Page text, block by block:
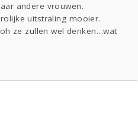
andere vrouwen.
uitstraling mooier.
ze zullen wel denken…wat